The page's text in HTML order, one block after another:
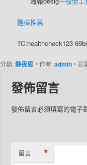
體檢推薦
TC:healthcheck123
分類:静夜思 ，作者:admin 。這
發佈留言
發佈留言必須填寫的電子
留言 *